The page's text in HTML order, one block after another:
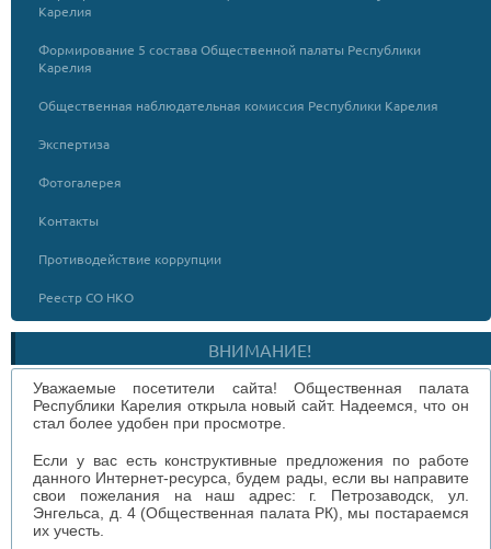
Карелия
Формирование 5 состава Общественной палаты Республики
Карелия
Общественная наблюдательная комиссия Республики Карелия
Экспертиза
Фотогалерея
Контакты
Противодействие коррупции
Реестр СО НКО
ВНИМАНИЕ!
Уважаемые посетители сайта! Общественная палата
Республики Карелия открыла новый сайт. Надеемся, что он
стал более удобен при просмотре.
Если у вас есть конструктивные предложения по работе
данного Интернет-ресурса, будем рады, если вы направите
свои пожелания на наш адрес: г. Петрозаводск, ул.
Энгельса, д. 4 (Общественная палата РК), мы постараемся
их учесть.